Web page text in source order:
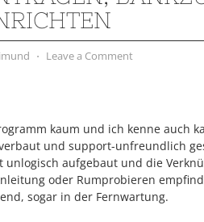
⋅ Leave a Comment
kaum und ich kenne auch
und support-unfreundlich
unlogisch aufgebaut und die
oder Rumprobieren
sogar in der Fernwartung.